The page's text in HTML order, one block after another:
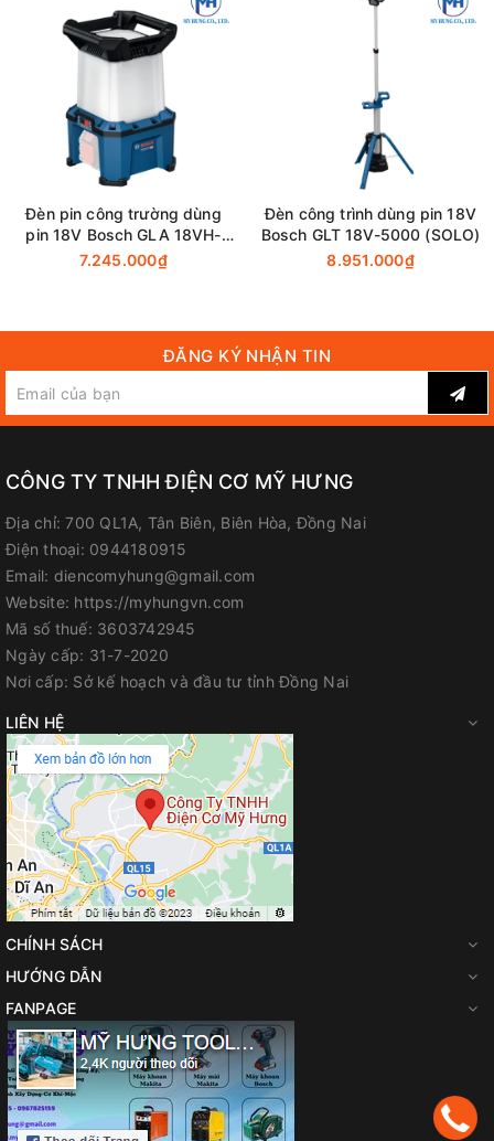
Đèn pin công trường dùng
pin 18V Bosch GLA 18VH-
7500 (Chưa Pin & Sạc)
7.245.000₫
Đèn công trình dùng pin 18V
Bosch GLT 18V-5000 (SOLO)
8.951.000₫
ĐĂNG KÝ NHẬN TIN
CÔNG TY TNHH ĐIỆN CƠ MỸ HƯNG
Địa chỉ: 700 QL1A, Tân Biên, Biên Hòa, Đồng Nai
Điện thoại: 0944180915
Email: diencomyhung@gmail.com
Website: https://myhungvn.com
Mã số thuế: 3603742945
Ngày cấp: 31-7-2020
Nơi cấp: Sở kế hoạch và đầu tư tỉnh Đồng Nai
LIÊN HỆ
CHÍNH SÁCH
HƯỚNG DẪN
FANPAGE